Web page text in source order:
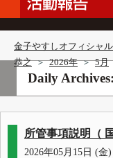
金子やすしオフィシャ
恭之 ＞ 2026年 ＞ 5月
Daily Archives:
所管事項説明（
2026年05月15日 (金